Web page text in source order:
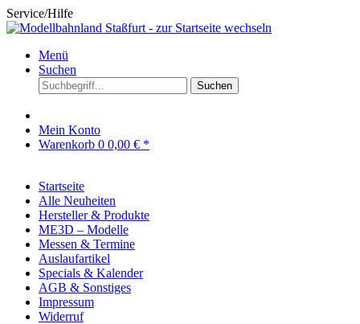
Service/Hilfe
Menü
Suchen
Suchen
Mein Konto
Warenkorb 0 0,00 € *
Startseite
Alle Neuheiten
Hersteller & Produkte
ME3D – Modelle
Messen & Termine
Auslaufartikel
Specials & Kalender
AGB & Sonstiges
Impressum
Widerruf